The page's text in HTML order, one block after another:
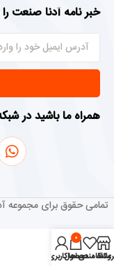
خبر نامه آدنا صنعت را
همراه ما باشید در
تمامی حقوق برای
علاقه مندی ها
0
محصول
حساب کاربری من